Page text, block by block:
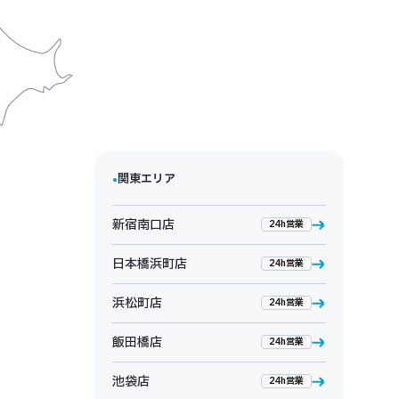
•関東エリア
新宿南口店 24h営業
日本橋浜町店 24h営業
浜松町店 24h営業
飯田橋店 24h営業
池袋店 24h営業